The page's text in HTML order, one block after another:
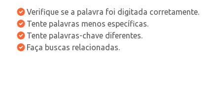
Verifique se a palavra foi digitada corretamente.
Tente palavras menos específicas.
Tente palavras-chave diferentes.
Faça buscas relacionadas.